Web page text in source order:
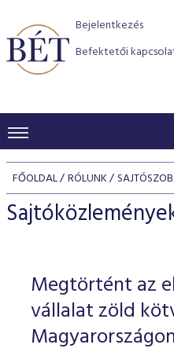
Bejelentkezés
Befektetői
KERESKEDÉSI ADATOK
INDEXEK
Jelzáloglevél indexek
Vállalati kötvény
Azonnali Piac
Származékos piac
BEFEKTETŐK
Részvény szekció
Hitelpapír szekció
BÉT szabályzatok
Befektetővédelem
Alkalmazott díjstruktúra
Elszámolás
Részvény és vállalati
program
BÉT Xtend - Részvénypiac
TŐZSDETAGOK
Tőzsdetagok, üzletkötők
VENDOROK
FŐOLDAL RÓLUNK
Megtörtént az
vállalat zöld